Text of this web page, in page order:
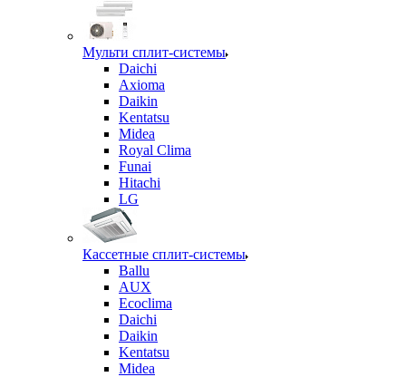
Мульти сплит-системы
Daichi
Axioma
Daikin
Kentatsu
Midea
Royal Clima
Funai
Hitachi
LG
Кассетные сплит-системы
Ballu
AUX
Ecoclima
Daichi
Daikin
Kentatsu
Midea